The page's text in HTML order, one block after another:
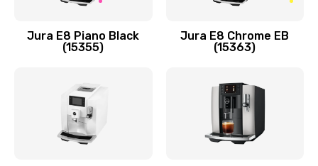
Jura E8 Piano Black
(15355)
Jura E8 Chrome EB
(15363)